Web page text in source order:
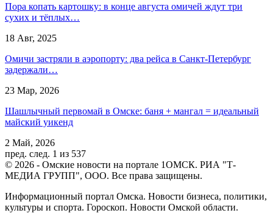
Пора копать картошку: в конце августа омичей ждут три
сухих и тёплых…
18 Авг, 2025
Омичи застряли в аэропорту: два рейса в Санкт-Петербург
задержали…
23 Мар, 2026
Шашлычный первомай в Омске: баня + мангал = идеальный
майский уикенд
2 Май, 2026
пред. след. 1 из 537
© 2026 - Омские новости на портале 1ОМСК. РИА "Т-
МЕДИА ГРУПП", ООО. Все права защищены.
Информационный портал Омска. Новости бизнеса, политики,
культуры и спорта. Гороскоп. Новости Омской области.